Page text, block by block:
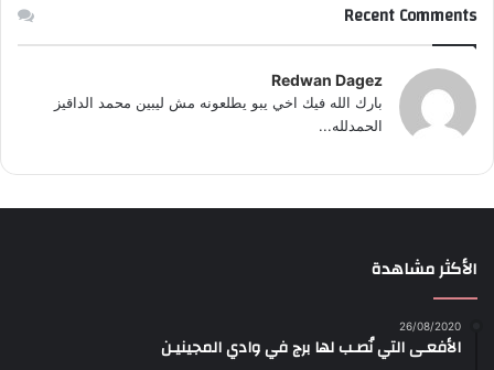
Recent Comments
Redwan Dagez
بارك الله فيك اخي يبو يطلعونه مش ليبين محمد الداقيز
الحمدلله...
الأكثر مشاهدة
26/08/2020
الأفعـى التي نُصـب لها برج في وادي المجينيـن